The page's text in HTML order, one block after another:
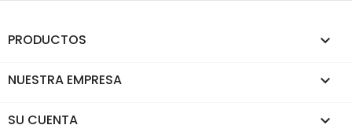
PRODUCTOS 
NUESTRA EMPRESA 
SU CUENTA 